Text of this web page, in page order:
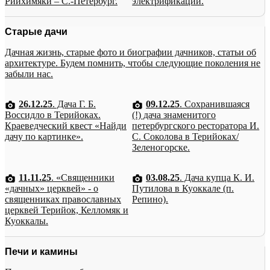
Старые дачи
Дачная жизнь, старые фото и биографии дачников, статьи об
архитектуре. Будем помнить, чтобы следующие поколения не
забыли нас.
26.12.25. Дача Г. Б.
Воссидло в Терийоках.
Краеведческий квест «Найди
дачу по картинке».
09.12.25. Сохранившаяся
(!) дача знаменитого
петербургского ресторатора И.
С. Соколова в Терийоках/
Зеленогорске.
11.11.25. «Священники
«дачных» церквей» - о
священниках православных
церквей Терийок, Келломяк и
Куоккалы.
03.08.25. Дача купца К. И.
Путилова в Куоккале (п.
Репино).
Печи и камины